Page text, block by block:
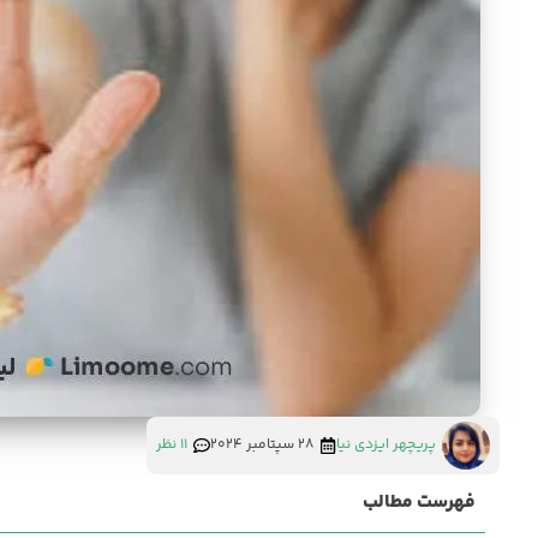
پریچهر ایزدی نیا 28 سپتامبر 2024 11 نظر
فهرست مطالب